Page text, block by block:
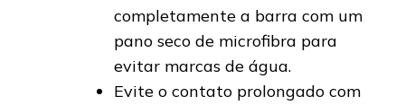
completamente a barra com um
pano seco de microfibra para
evitar marcas de água.
Evite o contato prolongado com